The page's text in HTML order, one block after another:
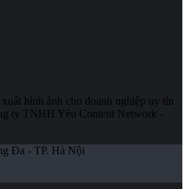
hình ảnh cho doanh nghiệp uy tín
ty TNHH Yêu Content Network -
Đa - TP. Hà Nội